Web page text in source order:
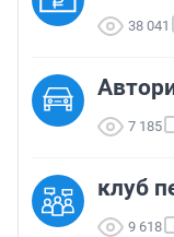
38 041
7 185
клуб
9 618